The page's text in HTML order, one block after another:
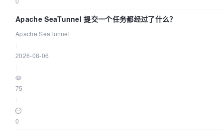
Apache SeaTunnel 提交一个任务都经过了什么？
Apache SeaTunnel
2026-08-06
75
0